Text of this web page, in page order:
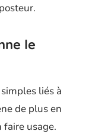
le
liés à
de plus en
faire usage.